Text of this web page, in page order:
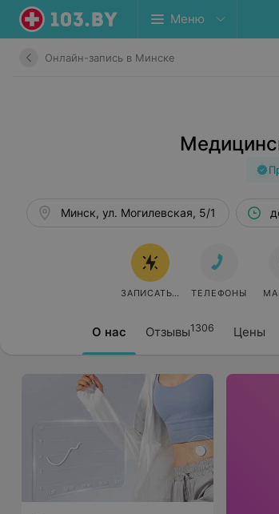
Меню
Онлайн-запись в Минске
О нас Отзывы1306 Цены
Минск, ул. Могилевская, 5/1
ЗАПИСАТЬСЯ ОНЛАЙН
ТЕЛЕФОНЫ